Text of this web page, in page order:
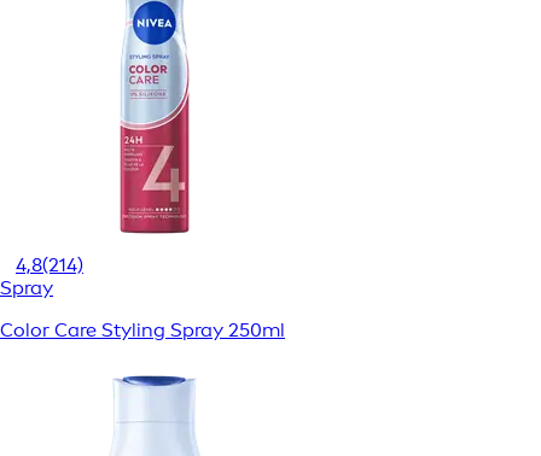
4,8(214)
Spray
Color Care Styling Spray 250ml